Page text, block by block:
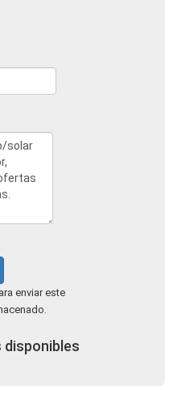
enviar este
disponibles